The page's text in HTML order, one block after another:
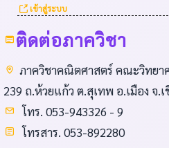
เข้าสู่ระบบ
ติดต่อภาควิชา
ภาควิชาคณิตศาสตร์ คณะวิทยา
239 ถ.ห้วยแก้ว ต.สุเทพ อ.เมือง จ.
โทร. 053-943326 - 9
โทรสาร. 053-892280